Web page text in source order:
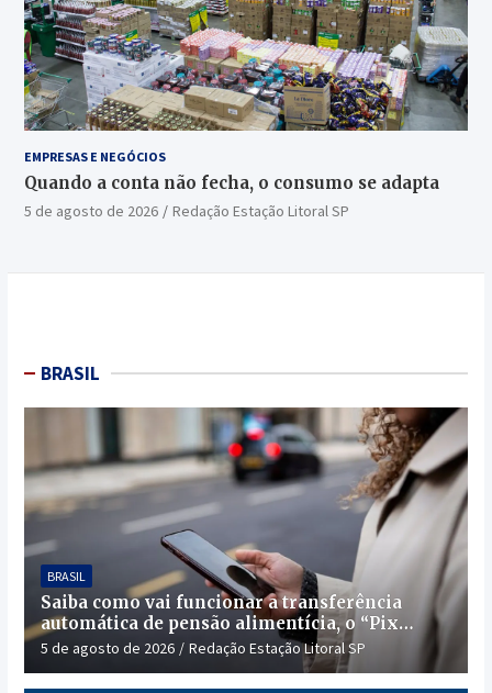
EMPRESAS E NEGÓCIOS
Quando a conta não fecha, o consumo se adapta
5 de agosto de 2026 Redação Estação Litoral SP
BRASIL
BRASIL
Saiba como vai funcionar a transferência
automática de pensão alimentícia, o “Pix
Pensão”
5 de agosto de 2026 Redação Estação Litoral SP